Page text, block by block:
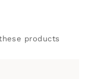
products